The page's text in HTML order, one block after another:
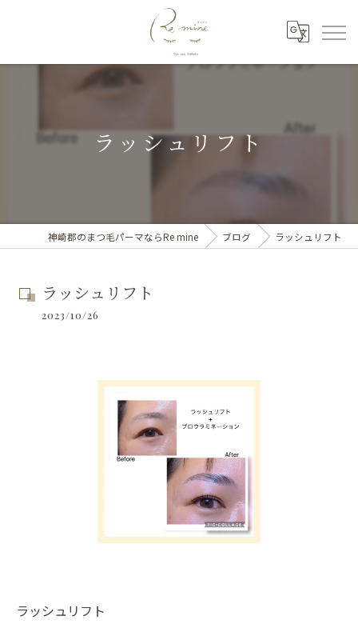
ラッシュリフト
神崎郡のまつ毛パーマならRe mine ブログ ラッシュリフト
ラッシュリフト
2023/10/26
ラッシュリフト